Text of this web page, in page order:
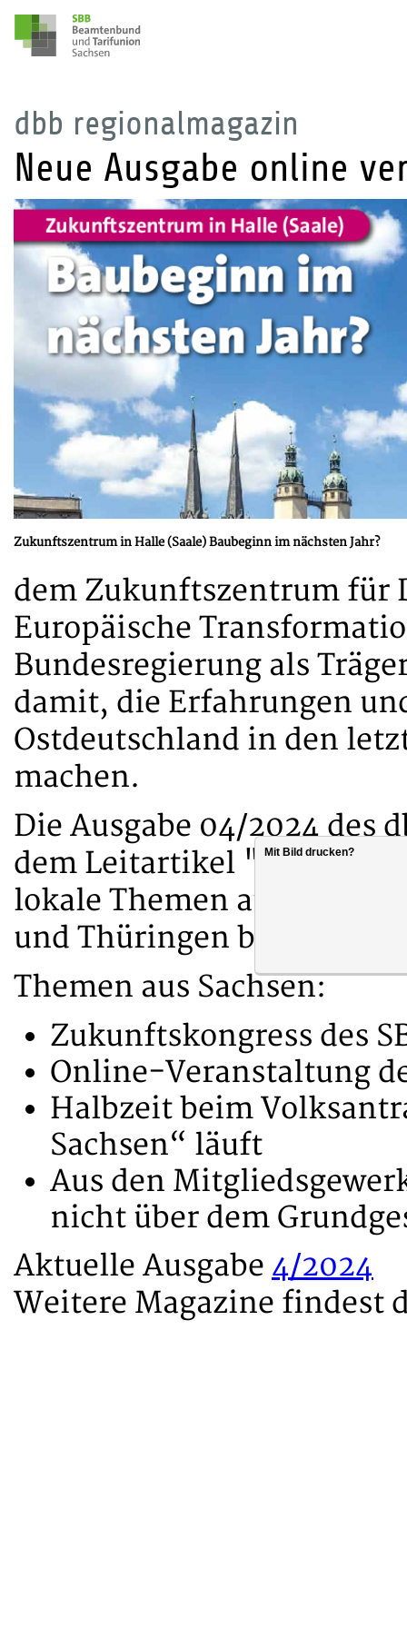
dbb regionalmagazin
Neue Ausgabe online
Zukunftszentrum in Halle (Saale) Baubeginn im nächsten Jahr?
dem Zukunftszentrum für
Europäische
Bundesregierung als
damit, die Erfahrungen
Ostdeutschland in den
machen.
Die Ausgabe 04/2024 des
dem Leitartikel
lokale Themen aus
und Thüringen bereit.
Themen aus Sachsen:
Zukunftskongress des
Online-Veranstaltung
Halbzeit beim
Sachsen“ läuft
Aus den
nicht über dem
Aktuelle Ausgabe 4/2024
Weitere Magazine findest
Mit Bild drucken?